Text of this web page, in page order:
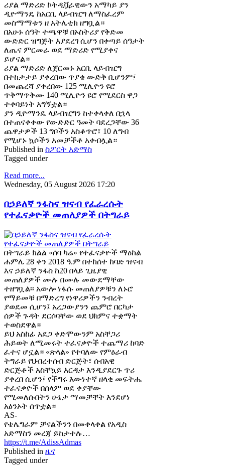
ሪያል ማድሪድ ኮትዲቯራዊውን አማካይ ያን
ዲዮማንዴ ከአርቢ ላይብዢግ ለማስፈረም
መስማማቱን ዘ አትሌቲክ ዘግቧል።
በአሁኑ ሰዓት ተጫዋቹ በኦስትሪያ የቅድመ
ውድድር ዝግጅት እያደረገ ሲሆን በቀጣይ ሰዓታት
ለጤና ምርመራ ወደ ማድሪድ የሚያቀና
ይሆናል።
ሪያል ማድሪድ ለጀርመኑ አርቢ ላይብዢግ
በተከታታይ ያቀረበው ጥያቄ ውድቅ ቢሆንም፤
በመጨረሻ ያቀረበው 125 ሚሊዮን ዩሮ
ጥቅማጥቅሙ 140 ሚሊዮን ዩሮ የሚደርስ ዋጋ
ተቀባይነት አግኝቷል።
ያን ዲዮማንዴ ላይብዢግን ከተቀላቀለ በኋላ
በተጠናቀቀው የውድድር ዓመት ባደረጋቸው 36
ጨዋታዎች 13 ግቦችን አስቆጥሮ፣ 10 ለግብ
የሚሆኑ ኳሶችን አመቻችቶ አቀብሏል።
Published in ስፖርት አድማስ
Tagged under
Read more...
Wednesday, 05 August 2026 17:20
በኃይለኛ ንፋስና ዝናብ የፈራረሱት
የተፈናቃዮች መጠለያዎች በትግራይ
በትግራይ ክልል «ሰባ ካሬ» የተፈናቃዮች ማዕከል
ሐምሌ 28 ቀን 2018 ዓ.ም በተከሰተ ከባድ ዝናብ
እና ኃይለኛ ንፋስ ከ20 በላይ ጊዜያዊ
መጠለያዎች ሙሉ በሙሉ መውደማቸው
ተዘግቧል፡፡ አውሎ ነፋሱ መጠለያዎቹን ለኑሮ
የማይመቹ በማድረግ የነዋሪዎችን ንብረት
ያወደመ ሲሆን፤ አረጋውያንን ጨምሮ በርካታ
ሰዎች ጉዳት ደርሶባቸው ወደ ህክምና ተቋማት
ተወስደዋል።
ይህ አስከፊ አደጋ ቀድሞውንም አስቸጋሪ
ሕይወት ለሚመሩት ተፈናቃዮች ተጨማሪ ከባድ
ፈተና ሆኗል። «ጽላል» የተባለው የምዕራብ
ትግራይ የህብረተሰብ ድርጅት፣ ሰብአዊ
ድርጅቶች አስቸኳይ እርዳታ እንዲያደርጉ ጥሪ
ያቀረበ ሲሆን፤ የችግሩ እውነተኛ ዘላቂ መፍትሔ
ተፈናቃዮች በሰላም ወደ ቀያቸው
የሚመለሱበትን ሁኔታ ማመቻቸት እንደሆነ
አፅንኦት ሰጥቷል።
AS-
የቴሌግራም ቻናልችንን በመቀላቀል የአዲስ
አድማስን መረጃ ይከታተሉ…
https://t.me/AdissAdmas
Published in ዜና
Tagged under